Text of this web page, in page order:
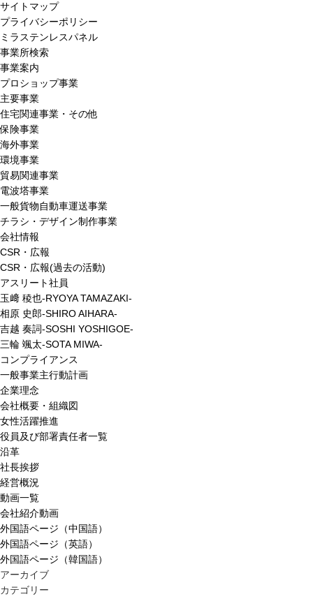
サイトマップ
プライバシーポリシー
ミラステンレスパネル
事業所検索
事業案内
プロショップ事業
主要事業
住宅関連事業・その他
保険事業
海外事業
環境事業
貿易関連事業
電波塔事業
一般貨物自動車運送事業
チラシ・デザイン制作事業
会社情報
CSR・広報
CSR・広報(過去の活動)
アスリート社員
玉﨑 稜也-RYOYA TAMAZAKI-
相原 史郎-SHIRO AIHARA-
吉越 奏詞-SOSHI YOSHIGOE-
三輪 颯太-SOTA MIWA-
コンプライアンス
一般事業主行動計画
企業理念
会社概要・組織図
女性活躍推進
役員及び部署責任者一覧
沿革
社長挨拶
経営概況
動画一覧
会社紹介動画
外国語ページ（中国語）
外国語ページ（英語）
外国語ページ（韓国語）
アーカイブ
カテゴリー